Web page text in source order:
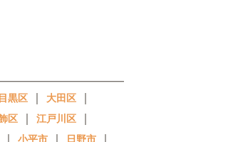
目黒区 ｜ 大田区 ｜
区 ｜ 江戸川区 ｜
｜ 小平市 ｜ 日野市 ｜